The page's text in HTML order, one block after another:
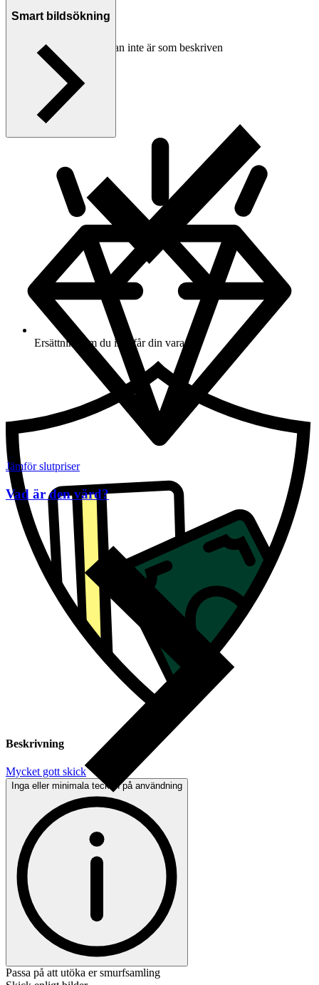
Ersättning om varan inte är som beskriven
Ersättning om du inte får din vara
Beskrivning
Mycket gott skick
Inga eller minimala tecken på användning
Passa på att utöka er smurfsamling
Smart bildsökning
Jämför slutpriser
Vad är den värd?